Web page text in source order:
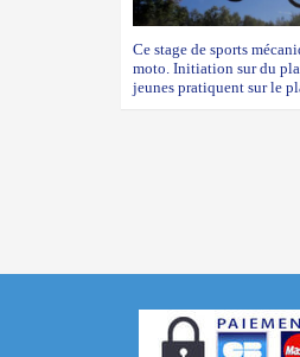
Ce stage de sports
moto. Initiation sur du
jeunes pratiquent sur le